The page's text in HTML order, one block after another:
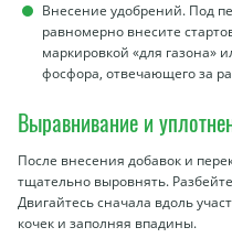
Внесение удобрений. Под
равномерно внесите
маркировкой «для
фосфора, отвечающего за
Выравнивание и
После внесения добавок и
тщательно выровнять.
Двигайтесь сначала вдоль
кочек и заполняя впадины.